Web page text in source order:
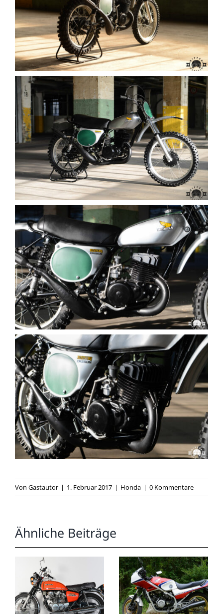
Von Gastautor | 1. Februar 2017 | Honda | 0 Kommentare
Ähnliche Beiträge